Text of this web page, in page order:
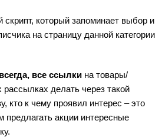
который запоминает выбор и
на страницу данной категории
всегда, все ссылкина товары/
рассылках делать через такой
кто к чему проявил интерес – это
акции интересные